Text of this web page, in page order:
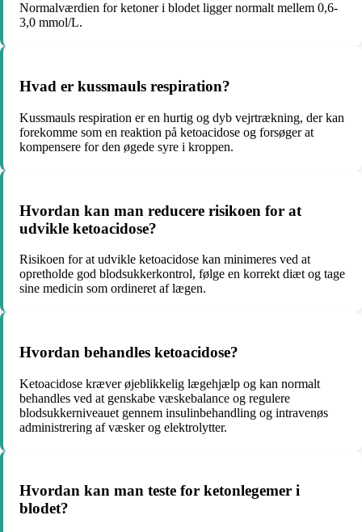
Normalværdien for ketoner i blodet ligger normalt mellem 0,6-
3,0 mmol/L.
Hvad er kussmauls respiration?
Kussmauls respiration er en hurtig og dyb vejrtrækning, der kan
forekomme som en reaktion på ketoacidose og forsøger at
kompensere for den øgede syre i kroppen.
Hvordan kan man reducere risikoen for at
udvikle ketoacidose?
Risikoen for at udvikle ketoacidose kan minimeres ved at
opretholde god blodsukkerkontrol, følge en korrekt diæt og tage
sine medicin som ordineret af lægen.
Hvordan behandles ketoacidose?
Ketoacidose kræver øjeblikkelig lægehjælp og kan normalt
behandles ved at genskabe væskebalance og regulere
blodsukkerniveauet gennem insulinbehandling og intravenøs
administrering af væsker og elektrolytter.
Hvordan kan man teste for ketonlegemer i
blodet?